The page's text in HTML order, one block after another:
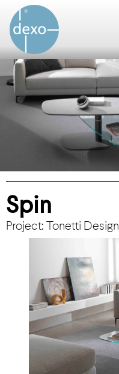
Spin
Project: Tonetti Design